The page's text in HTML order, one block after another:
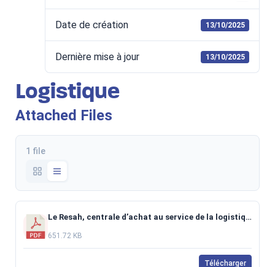
Date de création 13/10/2025
Dernière mise à jour 13/10/2025
Logistique
Attached Files
1 file
Le Resah, centrale d’achat au service de la logistique hospitalière de demain.pdf
651.72 KB
Télécharger